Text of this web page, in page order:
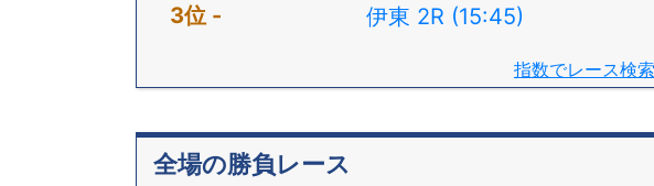
伊東 2R (15:45)
指数でレース検索
全場の勝負レース